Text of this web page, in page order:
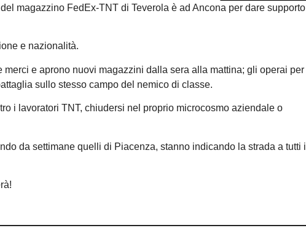
magazzino FedEx-TNT di Teverola è ad Ancona per dare supporto
e nazionalità.
merci e aprono nuovi magazzini dalla sera alla mattina; gli operai per
sullo stesso campo del nemico di classe.
i lavoratori TNT, chiudersi nel proprio microcosmo aziendale o
da settimane quelli di Piacenza, stanno indicando la strada a tutti i